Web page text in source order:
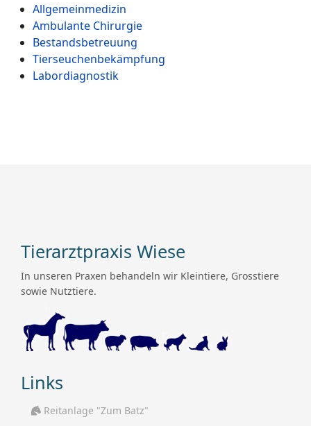
Allgemeinmedizin
Ambulante Chirurgie
Bestandsbetreuung
Tierseuchenbekämpfung
Labordiagnostik
Tierarztpraxis Wiese
In unseren Praxen behandeln wir Kleintiere, Grosstiere
sowie Nutztiere.
Links
Reitanlage "Zum Batz"